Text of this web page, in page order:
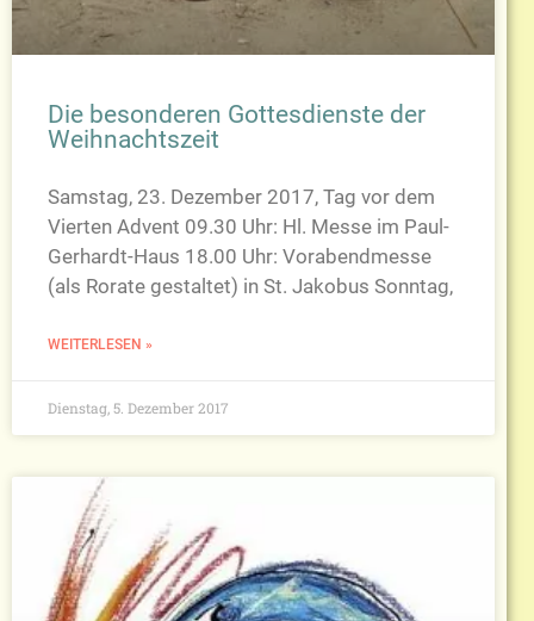
Die besonderen Gottesdienste der
Weihnachtszeit
Samstag, 23. Dezember 2017, Tag vor dem
Vierten Advent 09.30 Uhr: Hl. Messe im Paul-
Gerhardt-Haus 18.00 Uhr: Vorabendmesse
(als Rorate gestaltet) in St. Jakobus Sonntag,
WEITERLESEN »
Dienstag, 5. Dezember 2017